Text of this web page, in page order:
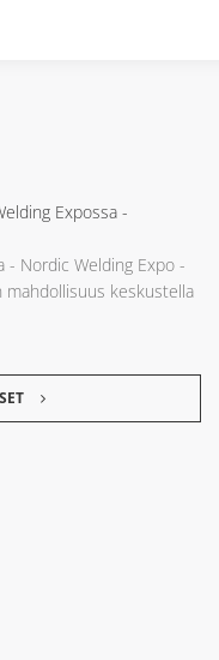
Expossa -
- Nordic Welding Expo -
mahdollisuus keskustella